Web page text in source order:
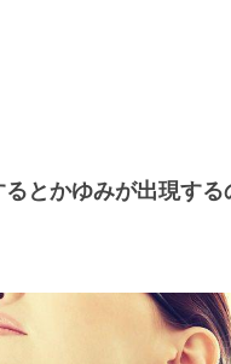
るとかゆみが出現する